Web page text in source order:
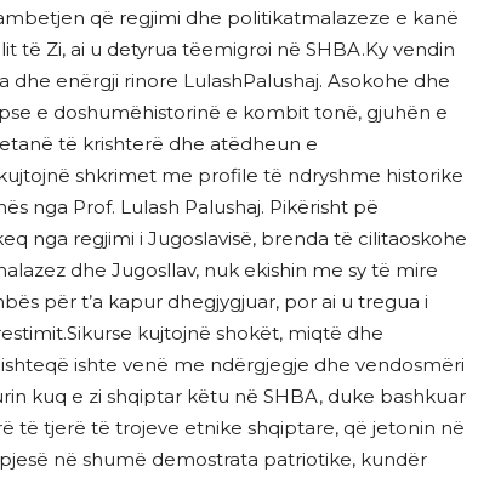
që regjimi dhe politikatmalazeze e kanë
Zi, ai u detyrua tëemigroi në SHBA.Ky vendin
enërgji rinore LulashPalushaj. Asokohe dhe
e doshumëhistorinë e kombit tonë, gjuhën e
të krishterë dhe atëdheun e
shkrimet me profile të ndryshme historike
nga Prof. Lulash Palushaj. Pikërisht pë
nga regjimi i Jugoslavisë, brenda të cilitaoskohe
dhe Jugosllav, nuk ekishin me sy të mire
për t’a kapur dhegjygjuar, por ai u tregua i
kujtojnë shokët, miqtë dhe
ishte venë me ndërgjegje dhe vendosmëri
kuq e zi shqiptar këtu në SHBA, duke bashkuar
të tjerë të trojeve etnike shqiptare, që jetonin në
në shumë demostrata patriotike, kundër